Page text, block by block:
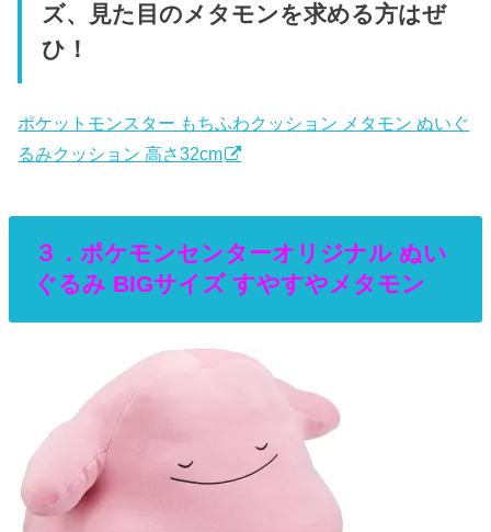
ズ、見た目のメタモンを求める方はぜ
ひ！
ポケットモンスター もちふわクッション メタモン ぬいぐ
るみクッション 高さ32cm
３．ポケモンセンターオリジナル ぬい
ぐるみ BIGサイズ すやすやメタモン